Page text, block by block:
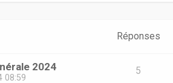
Réponses
2024
08:59
5